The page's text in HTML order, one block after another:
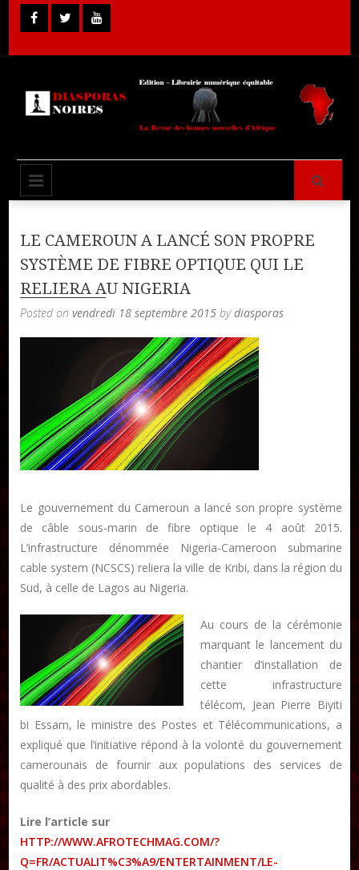
Skip
to
Diasporas
Publier un livre
Collections
Formation en Édition Numérique
Les ateliers d’écriture littéraire
Publier un article
Les ateliers d’écriture littéraire
LE CAMEROUN A LANCÉ SON PROPRE
SYSTÈME DE FIBRE OPTIQUE QUI LE
RELIERA AU NIGERIA
Posted onvendredi 18 septembre 2015 bydiasporas
Le gouvernement du Cameroun a lancé son propre système
de câble sous-marin de fibre optique le 4 août 2015.
L’infrastructure dénommée Nigeria-Cameroon submarine
cable system (NCSCS) reliera la ville de Kribi, dans la région du
Sud, à celle de Lagos au Nigeria.
Au cours de la cérémonie
marquant le lancement du
chantier d’installation de
cette infrastructure
télécom, Jean Pierre Biyiti
bi Essam, le ministre des Postes et Télécommunications, a
expliqué que l’initiative répond à la volonté du gouvernement
camerounais de fournir aux populations des services de
qualité à des prix abordables.
Lire l’article sur
HTTP://WWW.AFROTECHMAG.COM/?
Q=FR/ACTUALIT%C3%A9/ENTERTAINMENT/LE-